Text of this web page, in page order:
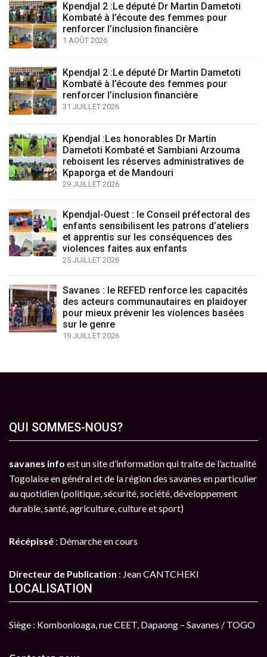
Kpendjal 2 :Le député Dr Martin Dametoti
Kombaté à l’écoute des femmes pour
renforcer l’inclusion financière
1 AOÛT 2026
Kpendjal 2 :Le député Dr Martin Dametoti
Kombaté à l’écoute des femmes pour
renforcer l’inclusion financière
31 JUILLET 2026
Kpendjal :Les honorables Dr Martin
Dametoti Kombaté et Sambiani Arzouma
reboisent les réserves administratives de
Kpaporga et de Mandouri
29 JUILLET 2026
Kpendjal-Ouest : le Conseil préfectoral des
enfants sensibilisent les patrons d’ateliers
et apprentis sur les conséquences des
violences faites aux enfants
25 JUILLET 2026
Savanes : le REFED renforce les capacités
des acteurs communautaires en plaidoyer
pour mieux prévenir les violences basées
sur le genre
19 JUILLET 2026
QUI SOMMES-NOUS?
savanes info est un site d’information qui traite de l’actualité
Togolaise en général et de la région des savanes en particulier
au quotidien (politique, sécurité, société, développement
durable, santé, agriculture, culture et sport)
Récépissé : Démarche en cours
Directeur de Publication : Jean CANTCHEKI
LOCALISATION
Siège : Kombonloaga, rue CEET, Dapaong – Savanes / TOGO